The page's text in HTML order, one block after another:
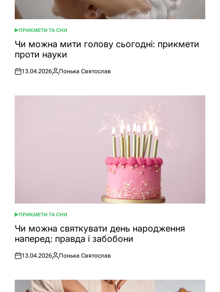
ОПУБЛІКУВАТИ
У
ПРИКМЕТИ ТА СНИ
Чи можна мити голову сьогодні: прикмети
проти науки
Оприлюднено
13.04.2026
Опубліковано
Понька Святослав
ОПУБЛІКУВАТИ
У
ПРИКМЕТИ ТА СНИ
Чи можна святкувати день народження
наперед: правда і забобони
Оприлюднено
13.04.2026
Опубліковано
Понька Святослав